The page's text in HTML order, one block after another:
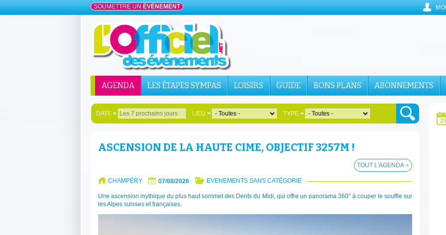
SOUMETTRE UN ÉVÉNEMENT
AGENDA LES ÉTAPES SYMPAS LOISIRS GUIDE BONS PLANS ABONNEMENTS
DATE> LIEU> TYPE>
ASCENSION DE LA HAUTE CIME, OBJECTIF 3257M !
TOUT L'AGENDA +
CHAMPÉRY 07/08/2026 EVENEMENTS SANS CATÉGORIE
Une ascension mythique du plus haut sommet des Dents du Midi, qui offre un panorama 360° à couper le souffle sur
les Alpes suisses et françaises.